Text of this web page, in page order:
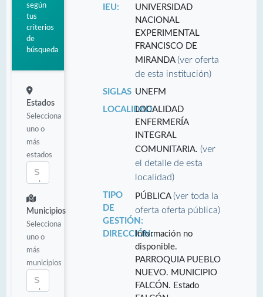
según
tus
criterios
de
búsqueda
Estados
Selecciona
uno o
más
estados
Municipios
Selecciona
uno o
más
municipios
IEU:
UNIVERSIDAD
NACIONAL
EXPERIMENTAL
FRANCISCO DE
MIRANDA(ver oferta
de esta institución)
SIGLAS UNEFM
LOCALIDAD:LOCALIDAD
ENFERMERÍA
INTEGRAL
COMUNITARIA.(ver
el detalle de esta
localidad)
TIPO
DE
GESTIÓN:
PÚBLICA(ver toda la
oferta oferta pública)
DIRECCIÓN:Información no
disponible.
PARROQUIA PUEBLO
NUEVO. MUNICIPIO
FALCÓN. Estado